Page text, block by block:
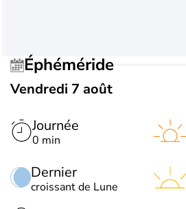
Éphéméride
Vendredi 7 août
Journée
0 min
Dernier
croissant de Lune